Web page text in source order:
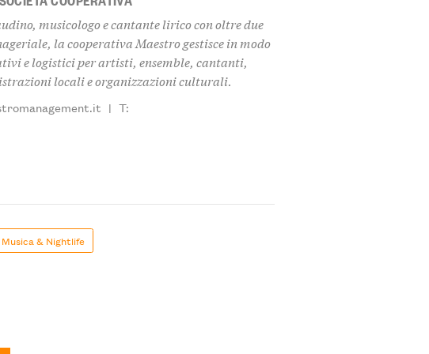
musicologo e cantante lirico con oltre due
la cooperativa Maestro gestisce in modo
e logistici per artisti, ensemble, cantanti,
locali e organizzazioni culturali.
| T:
& Nightlife